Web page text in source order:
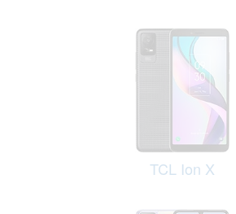
TCL Ion X